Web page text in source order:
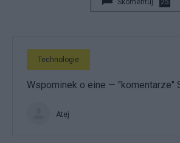
Technologie
Wspominek o eine — "komentarze"
Atej